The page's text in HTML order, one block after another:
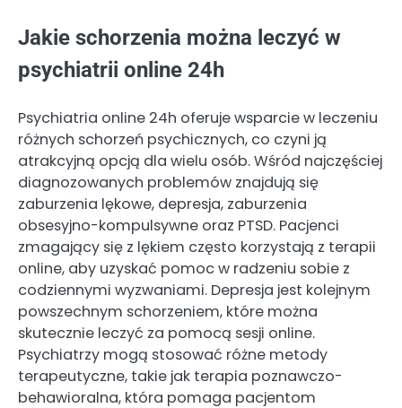
Jakie schorzenia można leczyć w
psychiatrii online 24h
Psychiatria online 24h oferuje wsparcie w leczeniu
różnych schorzeń psychicznych, co czyni ją
atrakcyjną opcją dla wielu osób. Wśród najczęściej
diagnozowanych problemów znajdują się
zaburzenia lękowe, depresja, zaburzenia
obsesyjno-kompulsywne oraz PTSD. Pacjenci
zmagający się z lękiem często korzystają z terapii
online, aby uzyskać pomoc w radzeniu sobie z
codziennymi wyzwaniami. Depresja jest kolejnym
powszechnym schorzeniem, które można
skutecznie leczyć za pomocą sesji online.
Psychiatrzy mogą stosować różne metody
terapeutyczne, takie jak terapia poznawczo-
behawioralna, która pomaga pacjentom